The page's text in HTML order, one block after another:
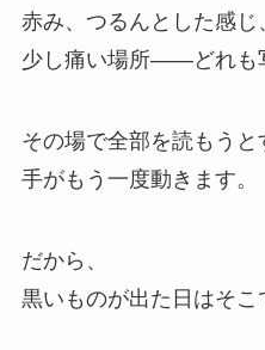
赤み、つるんとした感じ
少し痛い場所——どれも
その場で全部を読もうと
手がもう一度動きます。
だから、
黒いものが出た日はそこ